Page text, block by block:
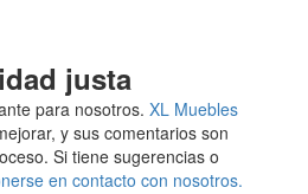
justa
para nosotros. XL Muebles
y sus comentarios son
Si tiene sugerencias o
en contacto con nosotros.